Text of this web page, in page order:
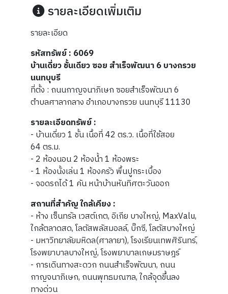
รายละเอียดเพิ่มเติม
รายละเอียด
รหัสทรัพย์ : 6069
บ้านเดี่ยว ชั้นเดียว ซอย สำเร็จพัฒนา 6 บางกรวย
นนทบุบรี
ที่ตั้ง : ถนนกาญจนาภิเษก ซอยสำเร็จพัฒนา 6
ตำบลศาลากลาง อำเภอบางกรวย นนทบุรี 11130
รายละเอียดทรัพย์ :
- บ้านเดี่ยว 1 ชั้น เนื้อที่ 42 ตร.ว. เนื้อที่ใช้สอย
64 ตร.ม.
- 2 ห้องนอน 2 ห้องน้ำ 1 ห้องพระ
- 1 ห้องนั้งเล่น 1 ห้องครัว พื้นปูกระเบื้อง
- จอดรถได้ 1 คัน หน้าบ้านหันทิศตะวันออก
สถานที่สำคัญ ใกล้เคียง :
- ห้าง เซ็นทรัล เวสต์เกต, อิเกีย บางใหญ่, MaxValu,
ใกล้ตลาดสด, โลตัสพลัสมอลล์, บิ๊กซี, โลตัสบางใหญ่
- มหาวิทยาลัยมหิดล(ศาลายา), โรงเรียนเทพศิรินทร์,
โรงพยาบาลบางใหญ่, โรงพยาบาลเกษมราษฎร์
- การเดินทางสะดวก ถนนสำเร็จพัฒนา, ถนน
กาญจนาภิเษก, ถนนพุทธมณฑล, ใกล้จุดขึ้นลง
ทางด่วน